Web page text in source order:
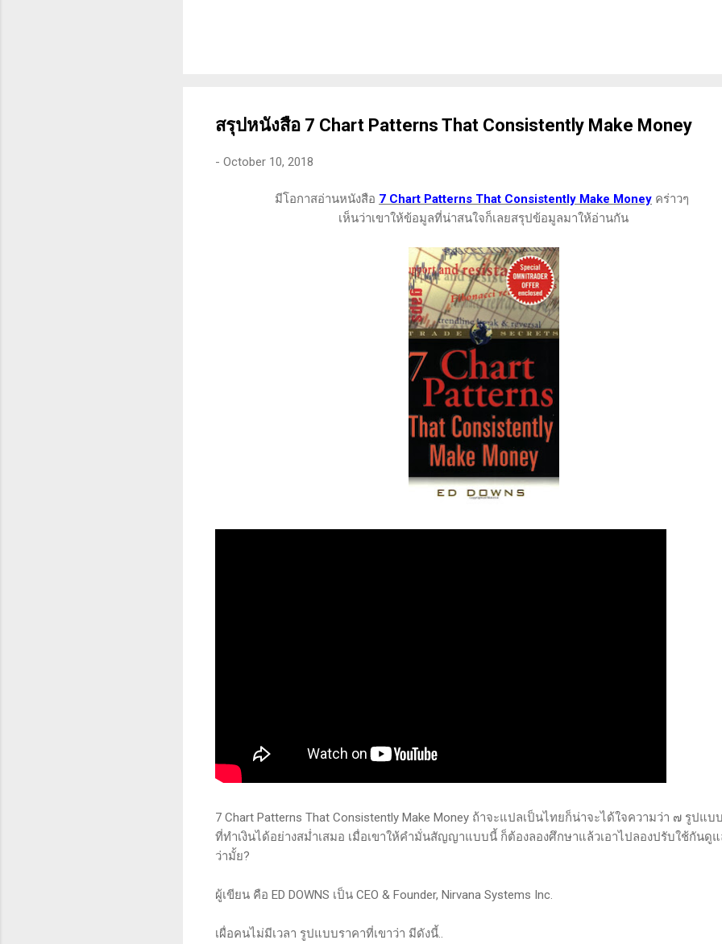
สรุปหนังสือ 7 Chart Patterns That Consistently Make Money
- October 10, 2018
มีโอกาสอ่านหนังสือ 7 Chart Patterns That Consistently Make Money คร่าวๆ
เห็นว่าเขาให้ข้อมูลที่น่าสนใจก็เลยสรุปข้อมูลมาให้อ่านกัน
7 Chart Patterns That Consistently Make Money ถ้าจะแปลเป็นไทยก็น่าจะได้ใจความว่า ๗ รูปแบ
ที่ทำเงินได้อย่างสม่ำเสมอ เมื่อเขาให้คำมั่นสัญญาแบบนี้ ก็ต้องลองศึกษาแล้วเอาไปลองปรับใช้กันดูแ
ว่ามั้ย?
ผู้เขียน คือ ED DOWNS เป็น CEO & Founder, Nirvana Systems Inc.
เผื่อคนไม่มีเวลา รูปแบบราคาที่เขาว่า มีดังนี้..